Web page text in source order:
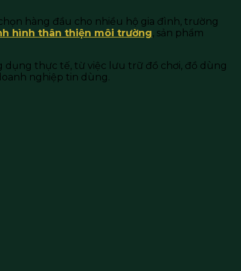
hàng đầu cho nhiều hộ gia đình, trường
hình thân thiện môi trường, sản phẩm
dụng thực tế, từ việc lưu trữ đồ chơi, đồ dùng
nghiệp tin dùng.